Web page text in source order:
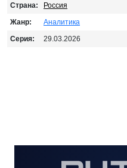
Страна:
Россия
Жанр:
Аналитика
Серия:
29.03.2026